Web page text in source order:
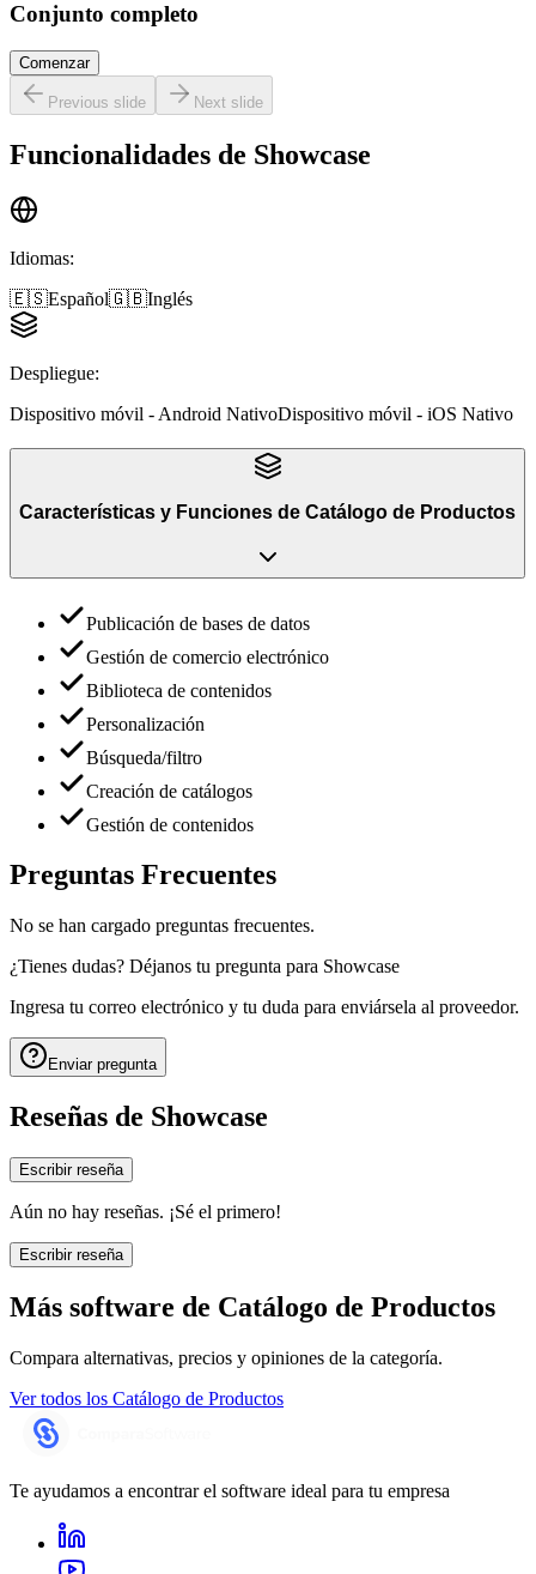
Conjunto completo
Comenzar
Previous slide Next slide
Funcionalidades de Showcase
Idiomas:
🇪🇸Español🇬🇧Inglés
Despliegue:
Dispositivo móvil - Android NativoDispositivo móvil - iOS Nativo
Características y Funciones de Catálogo de Productos
Publicación de bases de datos
Gestión de comercio electrónico
Biblioteca de contenidos
Personalización
Búsqueda/filtro
Creación de catálogos
Gestión de contenidos
Preguntas Frecuentes
No se han cargado preguntas frecuentes.
¿Tienes dudas? Déjanos tu pregunta para Showcase
Ingresa tu correo electrónico y tu duda para enviársela al proveedor.
Enviar pregunta
Reseñas de Showcase
Escribir reseña
Aún no hay reseñas. ¡Sé el primero!
Escribir reseña
Más software de Catálogo de Productos
Compara alternativas, precios y opiniones de la categoría.
Ver todos los Catálogo de Productos
Te ayudamos a encontrar el software ideal para tu empresa